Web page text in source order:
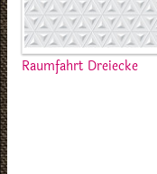
Raumfahrt Dreiecke